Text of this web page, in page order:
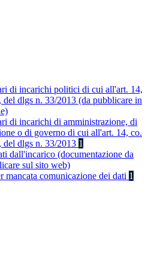
di incarichi politici di cui all'art. 14,
del dlgs n. 33/2013 (da pubblicare in
di incarichi di amministrazione, di
o di governo di cui all'art. 14, co.
del dlgs n. 33/2013 1
dall'incarico (documentazione da
sul sito web)
mancata comunicazione dei dati 1